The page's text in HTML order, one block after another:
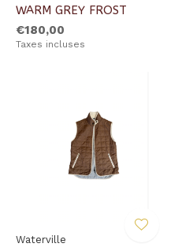
WARM GREY FROST
€180,00
Taxes incluses
Waterville